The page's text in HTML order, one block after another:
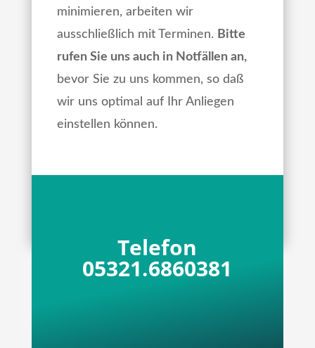
minimieren, arbeiten wir
ausschließlich mit Terminen. Bitte
rufen Sie uns auch in Notfällen an,
bevor Sie zu uns kommen, so daß
wir uns optimal auf Ihr Anliegen
einstellen können.
Telefon
05321.6860381